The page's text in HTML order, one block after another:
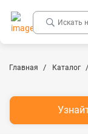
Главная Каталог